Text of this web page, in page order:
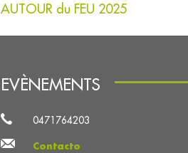
AUTOUR du FEU 2025
EVÈNEMENTS
0471764203
Contacto